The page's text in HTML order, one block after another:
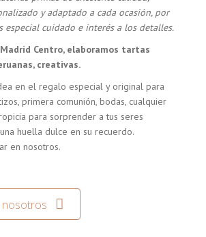
y adaptado a cada ocasión, por
especial cuidado e interés a los detalles.
Centro, elaboramos tartas
creativas.
en el regalo especial y original para
primera comunión, bodas, cualquier
para sorprender a tus seres
huella dulce en su recuerdo.
en nosotros.
nosotros